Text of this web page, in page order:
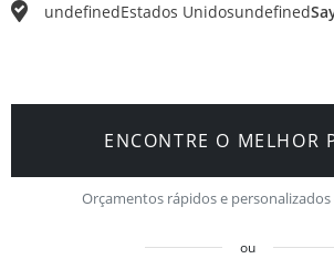
undefinedEstados Unidosundefined
ENCONTRE O MELHOR
Orçamentos rápidos e
ou